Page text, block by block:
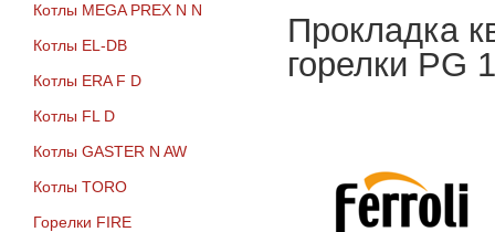
Котлы MEGA PREX N N
Котлы EL-DB
Котлы ERA F D
Котлы FL D
Котлы GASTER N AW
Котлы TORO
Горелки FIRE
Прокладка
горелки PG